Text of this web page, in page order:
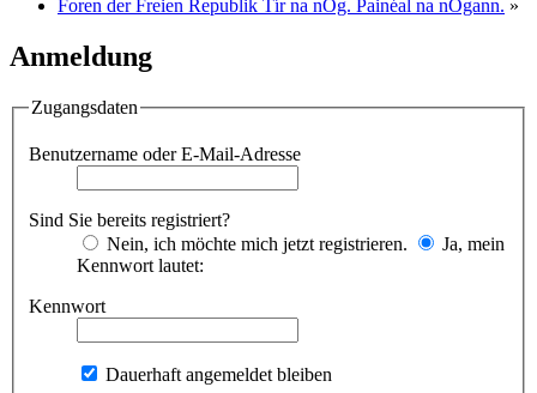
Foren der Freien Republik Tír na nÓg. Painéal na nÓgann. »
Anmeldung
Zugangsdaten
Benutzername oder E-Mail-Adresse
Sind Sie bereits registriert?
Nein, ich möchte mich jetzt registrieren.
Ja, mein
Kennwort lautet:
Kennwort
Dauerhaft angemeldet bleiben